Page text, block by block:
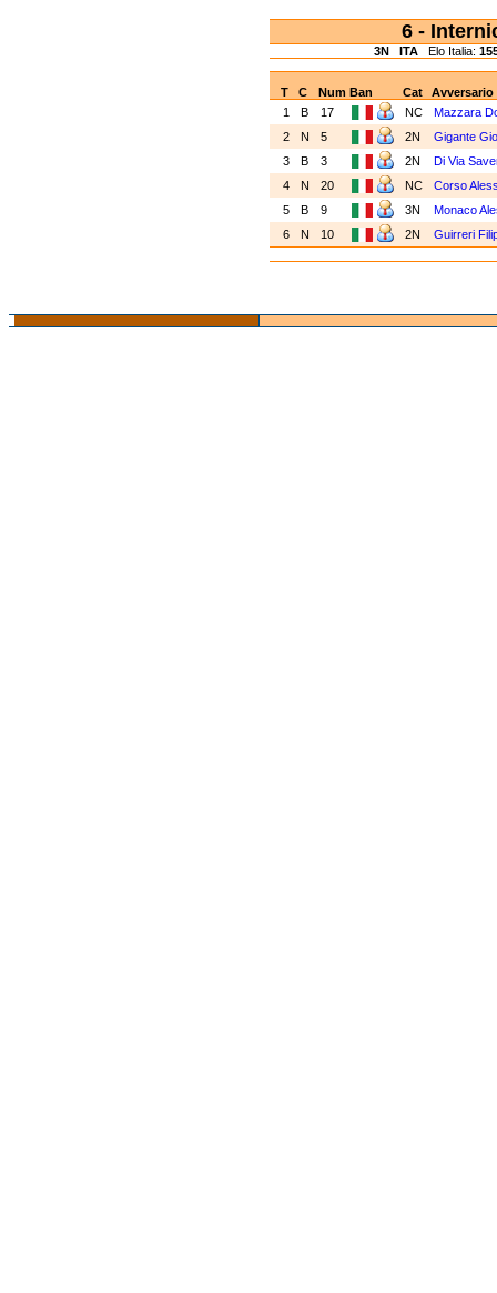
6 -
3N ITAElo Italia:
T C NumBan Cat
Avversario
1
B 17 NC
Mazzara
2
N 5 2N
Gigante
3
B 3 2N
Di Via
4
N 20 NC
Corso
5
B 9 3N
Monaco
6
N 10 2N Guirreri